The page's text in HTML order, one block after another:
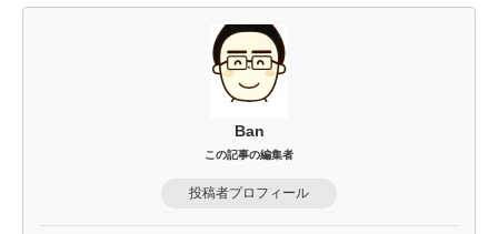
Ban
この記事の編集者
投稿者プロフィール